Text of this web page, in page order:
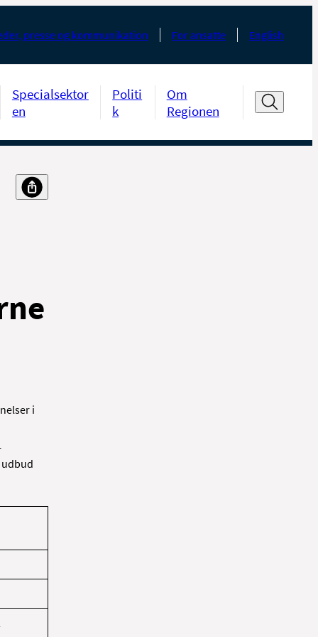
presse og kommunikation For ansatte English
Specialsektor
en
Politi
k
Om
Regionen
i
udbud